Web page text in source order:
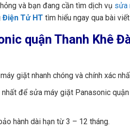
và bạn đang cần tìm dịch vụ sửa
Điện Tử HT tìm hiểu ngay qua bài
quận Thanh Khê
giặt nhanh chóng và chính xác
để sửa máy giặt Panasonic
hành dài hạn từ 3 – 12 tháng.